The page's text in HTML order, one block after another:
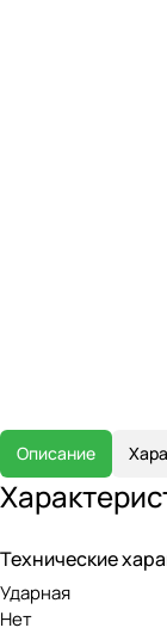
Описание
Технические
Ударная
Нет